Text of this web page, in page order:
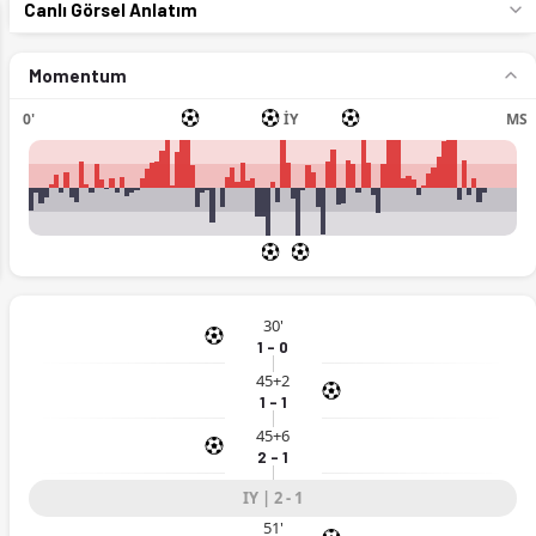
Canlı Görsel Anlatım
Momentum
0' İY MS
30'
1 - 0
45+2
1 - 1
45+6
2 - 1
IY | 2 - 1
51'